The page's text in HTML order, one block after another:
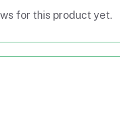
for this product yet.